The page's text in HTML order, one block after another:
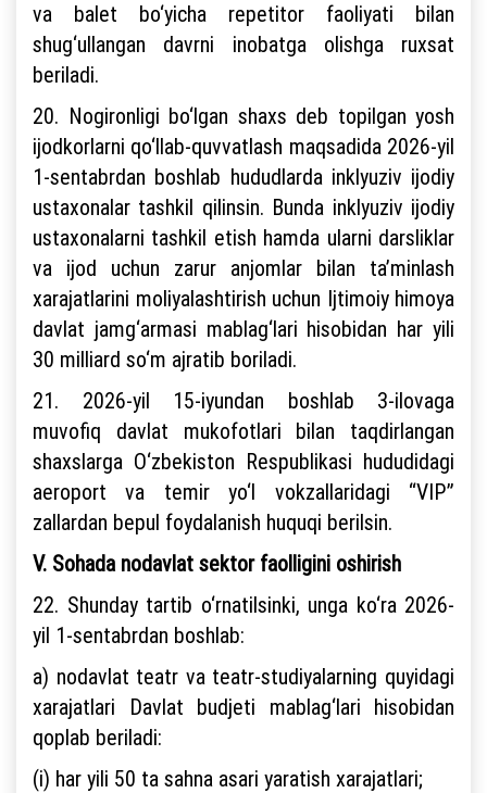
va balet bo‘yicha repetitor faoliyati bilan
shug‘ullangan davrni inobatga olishga ruxsat
beriladi.
20. Nogironligi bo‘lgan shaxs deb topilgan yosh
ijodkorlarni qo‘llab-quvvatlash maqsadida 2026-yil
1-sentabrdan boshlab hududlarda inklyuziv ijodiy
ustaxonalar tashkil qilinsin. Bunda inklyuziv ijodiy
ustaxonalarni tashkil etish hamda ularni darsliklar
va ijod uchun zarur anjomlar bilan ta’minlash
xarajatlarini moliyalashtirish uchun Ijtimoiy himoya
davlat jamg‘armasi mablag‘lari hisobidan har yili
30 milliard so‘m ajratib boriladi.
21. 2026-yil 15-iyundan boshlab 3-ilovaga
muvofiq davlat mukofotlari bilan taqdirlangan
shaxslarga O‘zbekiston Respublikasi hududidagi
aeroport va temir yo‘l vokzallaridagi “VIP”
zallardan bepul foydalanish huquqi berilsin.
V. Sohada nodavlat sektor faolligini oshirish
22. Shunday tartib o‘rnatilsinki, unga ko‘ra 2026-
yil 1-sentabrdan boshlab:
a) nodavlat teatr va teatr-studiyalarning quyidagi
xarajatlari Davlat budjeti mablag‘lari hisobidan
qoplab beriladi:
(i) har yili 50 ta sahna asari yaratish xarajatlari;